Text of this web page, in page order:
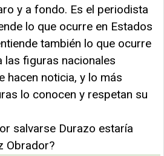
y a fondo. Es el periodista
lo que ocurre en Estados
también lo que ocurre
las figuras nacionales
hacen noticia, y lo más
lo conocen y respetan su
salvarse Durazo estaría
Obrador?